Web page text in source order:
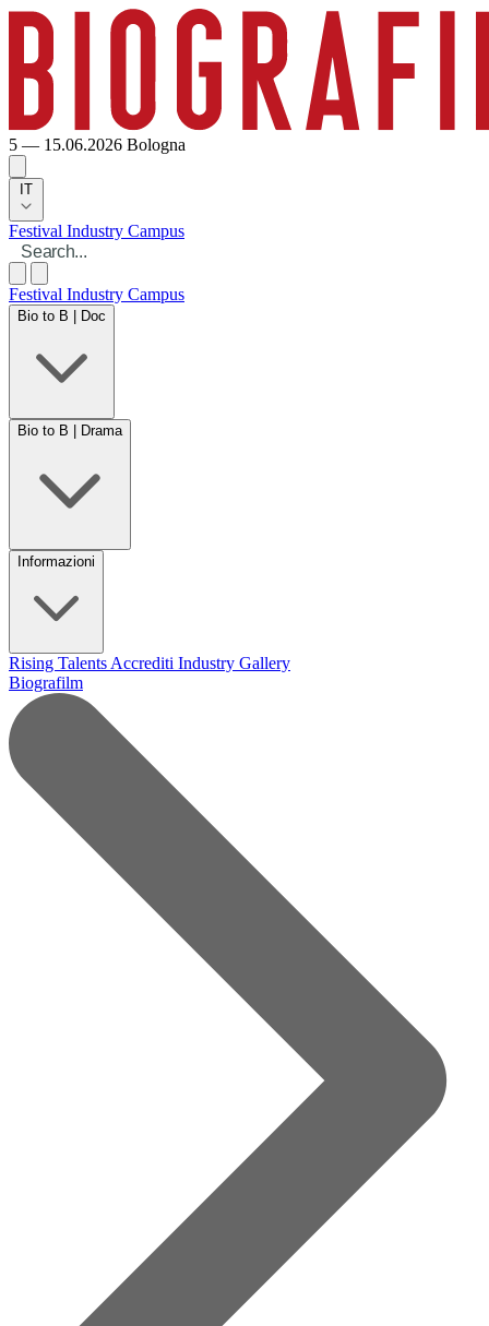
5 — 15.06.2026 Bologna
IT
Festival Industry Campus
Festival Industry Campus
Bio to B | Doc
Bio to B | Drama
Informazioni
Rising Talents Accrediti Industry Gallery
Biografilm